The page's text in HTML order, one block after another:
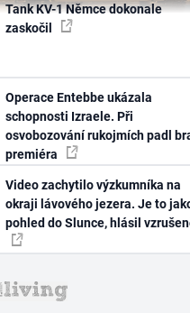
Tank KV-1 Němce dokonale
zaskočil
Operace Entebbe ukázala
schopnosti Izraele. Při
osvobozování rukojmích padl
premiéra
Video zachytilo výzkumníka na
okraji lávového jezera. Je to
pohled do Slunce, hlásil